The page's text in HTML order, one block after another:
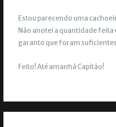
Estou parecendo uma
Não anotei a quantidade feita
garanto que foram
Feito! Até amanhã Capitão!